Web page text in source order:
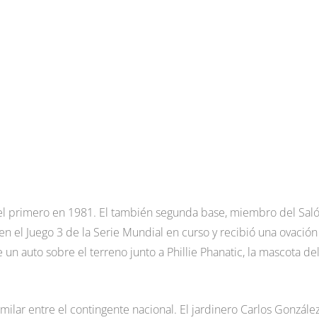
primero en 1981. El también segunda base, miembro del
el Juego 3 de la Serie Mundial en curso y recibió una
auto sobre el terreno junto a Phillie Phanatic, la mascota del
entre el contingente nacional. El jardinero Carlos